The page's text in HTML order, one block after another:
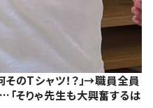
のTシャツ！？」→職員全員
そりゃ先生も大興奮するは